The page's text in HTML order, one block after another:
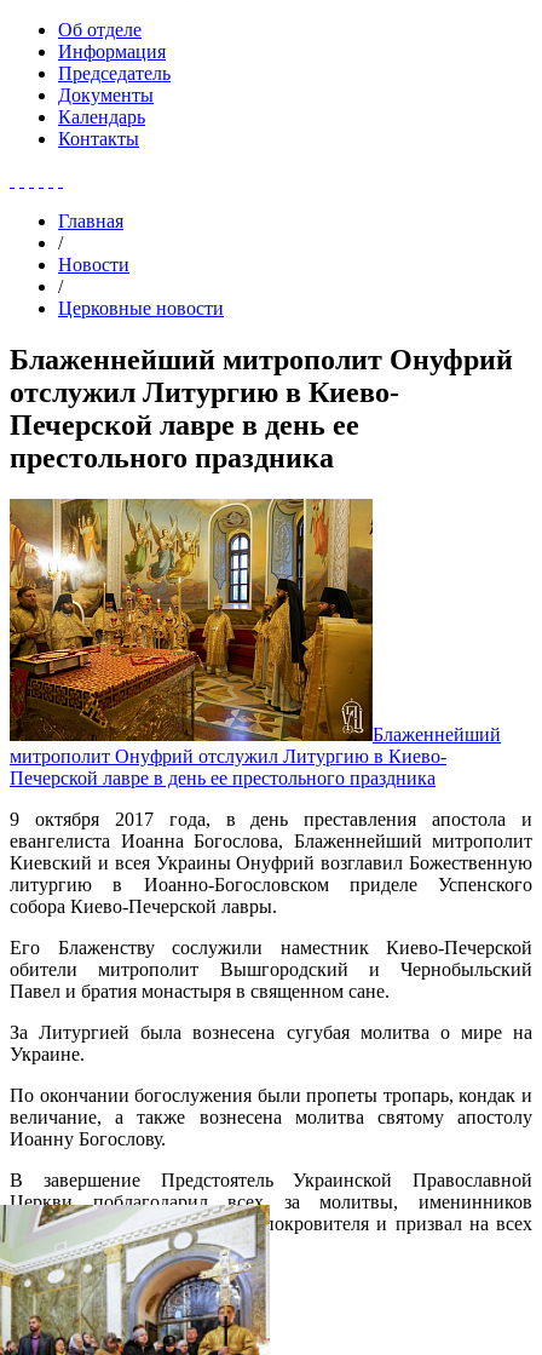
Об отделе
Информация
Председатель
Документы
Календарь
Контакты
Главная
/
Новости
/
Церковные новости
Блаженнейший митрополит Онуфрий
отслужил Литургию в Киево-
Печерской лавре в день ее
престольного праздника
Блаженнейший
митрополит Онуфрий отслужил Литургию в Киево-
Печерской лавре в день ее престольного праздника
9 октября 2017 года, в день преставления апостола и
евангелиста Иоанна Богослова, Блаженнейший митрополит
Киевский и всея Украины Онуфрий возглавил Божественную
литургию в Иоанно-Богословском приделе Успенского
собора Киево-Печерской лавры.
Его Блаженству сослужили наместник Киево-Печерской
обители митрополит Вышгородский и Чернобыльский
Павел и братия монастыря в священном сане.
За Литургией была вознесена сугубая молитва о мире на
Украине.
По окончании богослужения были пропеты тропарь, кондак и
величание, а также вознесена молитва святому апостолу
Иоанну Богослову.
В завершение Предстоятель Украинской Православной
Церкви поблагодарил всех за молитвы, именинников
поздравил с днем Небесного покровителя и призвал на всех
Божие благословение.
Распечатать
Фото